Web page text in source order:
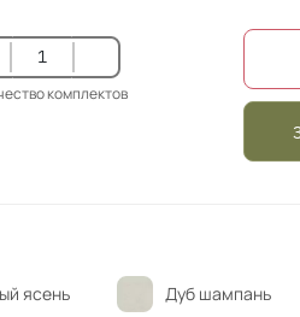
комплектов
ясень Дуб шампань